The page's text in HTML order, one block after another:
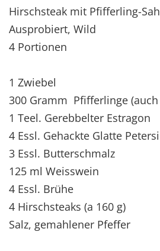
Hirschsteak mit Pfifferling-
Ausprobiert, Wild
4 Portionen
1 Zwiebel
300 Gramm Pfifferlinge (auch
1 Teel. Gerebbelter Estragon
4 Essl. Gehackte Glatte
3 Essl. Butterschmalz
125 ml Weisswein
4 Essl. Brühe
4 Hirschsteaks (a 160 g)
Salz, gemahlener Pfeffer